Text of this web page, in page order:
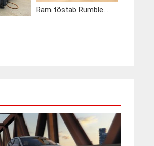
Ram tõstab Rumble...